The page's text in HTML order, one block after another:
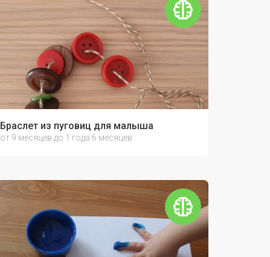
Браслет из пуговиц для малыша
от 9 месяцев до 1 года 6 месяцев